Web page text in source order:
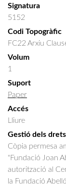
Signatura
5152
Codi Topogràfic
FC22 Arxiu
Volum
1
Suport
Paper
Accés
Lliure
Gestió dels
Còpia permesa
"Fundació Joan
autorització al
la Fundació Abelló.